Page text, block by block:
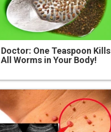
Doctor: One Teaspoon Kills
All Worms in Your Body!